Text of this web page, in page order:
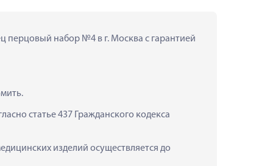
перцовый набор №4 в г. Москва с гарантией
статье 437 Гражданского кодекса
изделий осуществляется до